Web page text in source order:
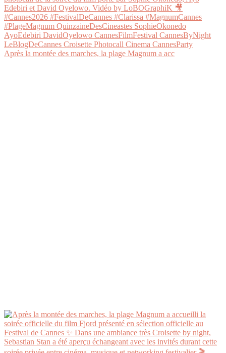
Après la montée des marches, la plage Magnum a acc